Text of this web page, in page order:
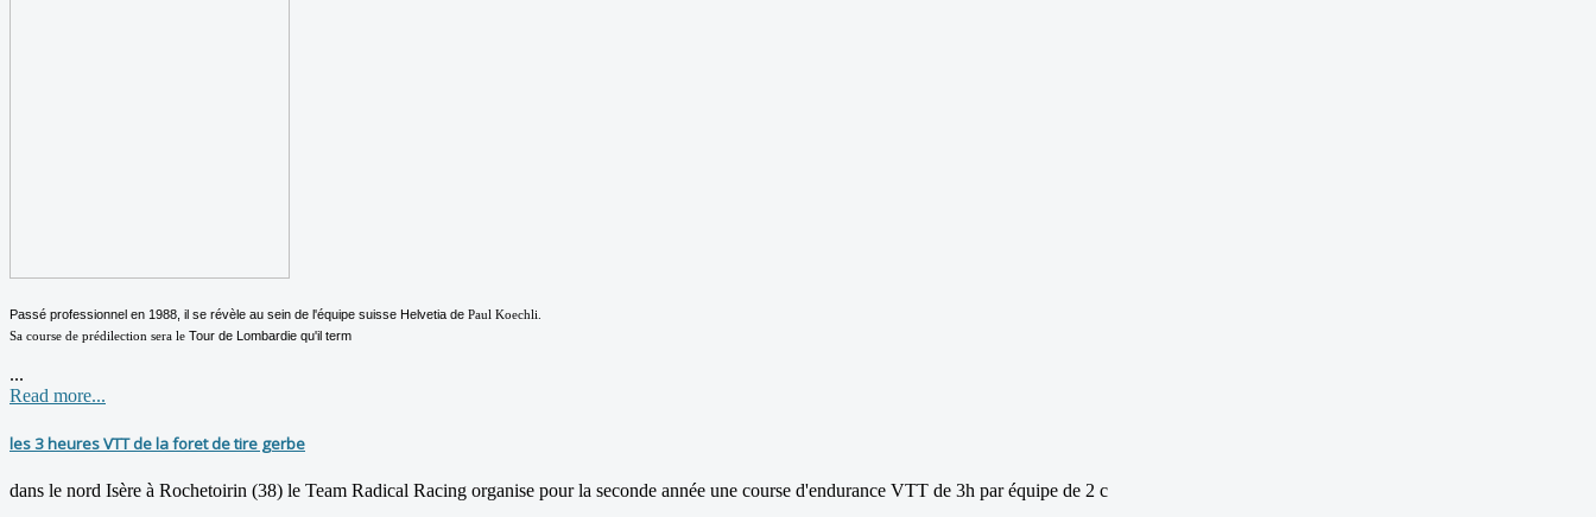
Passé professionnel en 1988 , il se révèle au sein de l'équipe suisse Helvetia de Paul Koechli
Sa course de prédilection sera le Tour de Lombardie qu'il term
...
Read more...
les 3 heures VTT de la foret de tire gerbe
dans le nord Isère à Rochetoirin (38) le Team Radical Racing organise pour la seconde année une course d'endurance VTT de 3h par équipe de 2 c